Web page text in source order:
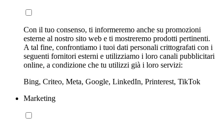
Con il tuo consenso, ti informeremo anche su promozioni
esterne al nostro sito web e ti mostreremo prodotti pertinenti.
A tal fine, confrontiamo i tuoi dati personali crittografati con i
seguenti fornitori esterni e utilizziamo i loro canali pubblicitari
online, a condizione che tu utilizzi già i loro servizi:
Bing, Criteo, Meta, Google, LinkedIn, Printerest, TikTok
Marketing